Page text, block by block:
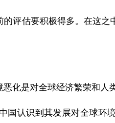
评估要积极得多。在这
化是对全球经济繁荣和人
国认识到其发展对全球环